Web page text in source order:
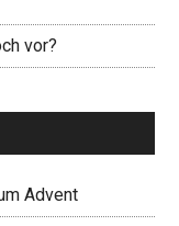
vor?
Advent